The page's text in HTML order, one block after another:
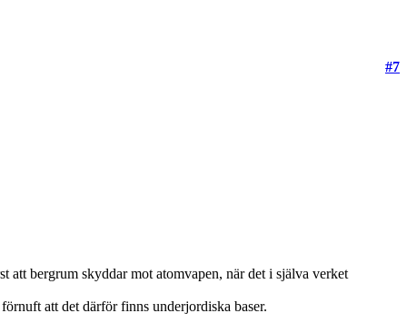
#7
att bergrum skyddar mot atomvapen, när det i själva verket
att det därför finns underjordiska baser.